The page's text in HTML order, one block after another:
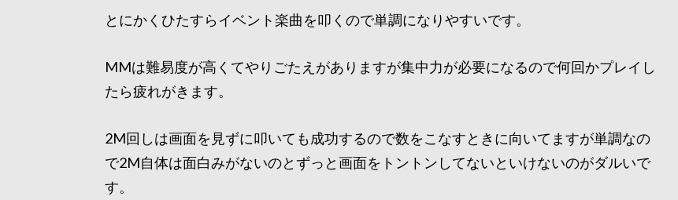
とにかくひたすらイベント楽曲を叩くので単調になりやすいです。
MMは難易度が高くてやりごたえがありますが集中力が必要になるので何回かプレイし
たら疲れがきます。
2M回しは画面を見ずに叩いても成功するので数をこなすときに向いてますが単調なの
で2M自体は面白みがないのとずっと画面をトントンしてないといけないのがダルいで
す。